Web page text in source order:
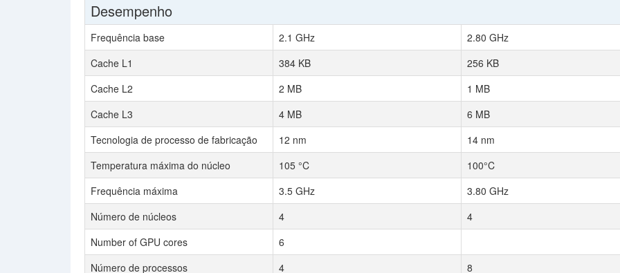
Desempenho
Frequência base 2.1 GHz
2.80 GHz
Cache L1
384 KB
256 KB
Cache L2
2 MB
1 MB
Cache L3
4 MB
6 MB
Tecnologia de processo de fabricação
12 nm
14 nm
Temperatura máxima do núcleo
105 °C
100°C
Frequência máxima
3.5 GHz
3.80 GHz
Número de núcleos
4
4
Number of GPU cores
6
Número de processos
4 8